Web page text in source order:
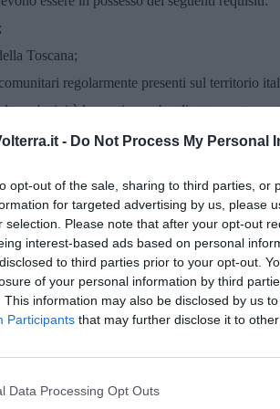
- Do Not Process My Personal
opt-out of the sale, sharing to third parties, or
for targeted advertising by us, please
selection. Please note that after your opt-out
interest-based ads based on personal
to third parties prior to your opt-out.
of your personal information by third
This information may also be disclosed by us
Participants that may further disclose it to
Data Processing Opt Outs
Toscana;
regolarmente presenti sul territorio
un'attività lavorativa, subordinata o
tirocinio extracurriculare e/o attività
proposto.
raccomandata, consegnate a mano
Protocollo dell’Ente dovranno pervenire
pec dovranno pervenire entro le 24 dello
varrà quanto sopra specificato.Sul sito
e tutte le ulteriori informazioni per